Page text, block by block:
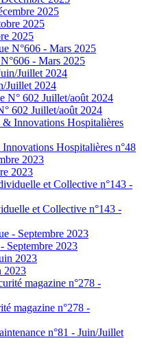
2025
2025
- Mars 2025
Juillet 2024
602 Juillet/août 2024
Hospitalières n°48
2023
et Collective n°143 -
Septembre 2023
2023
magazine n°278 -